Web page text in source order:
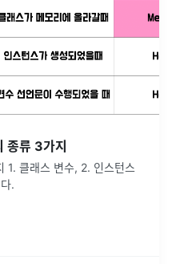
종류 3가지
1. 클래스 변수, 2. 인스턴스
.